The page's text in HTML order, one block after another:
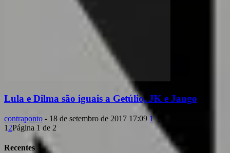
Lula e Dilma são iguais a Getúlio, JK e Jango
contraponto - 18 de setembro de 2017 17:09 1
1 2Página 1 de 2
Recentes